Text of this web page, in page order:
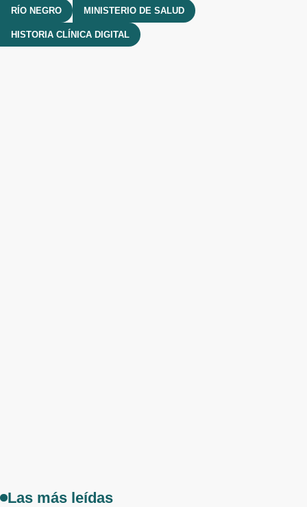
RÍO NEGRO MINISTERIO DE SALUD
HISTORIA CLÍNICA DIGITAL
Las más leídas